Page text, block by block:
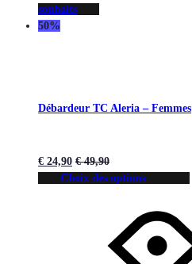
souhaits
50%
Débardeur TC Aleria – Femmes
€ 24,90 €49,90
Choix des options